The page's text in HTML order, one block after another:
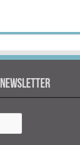
newsletter